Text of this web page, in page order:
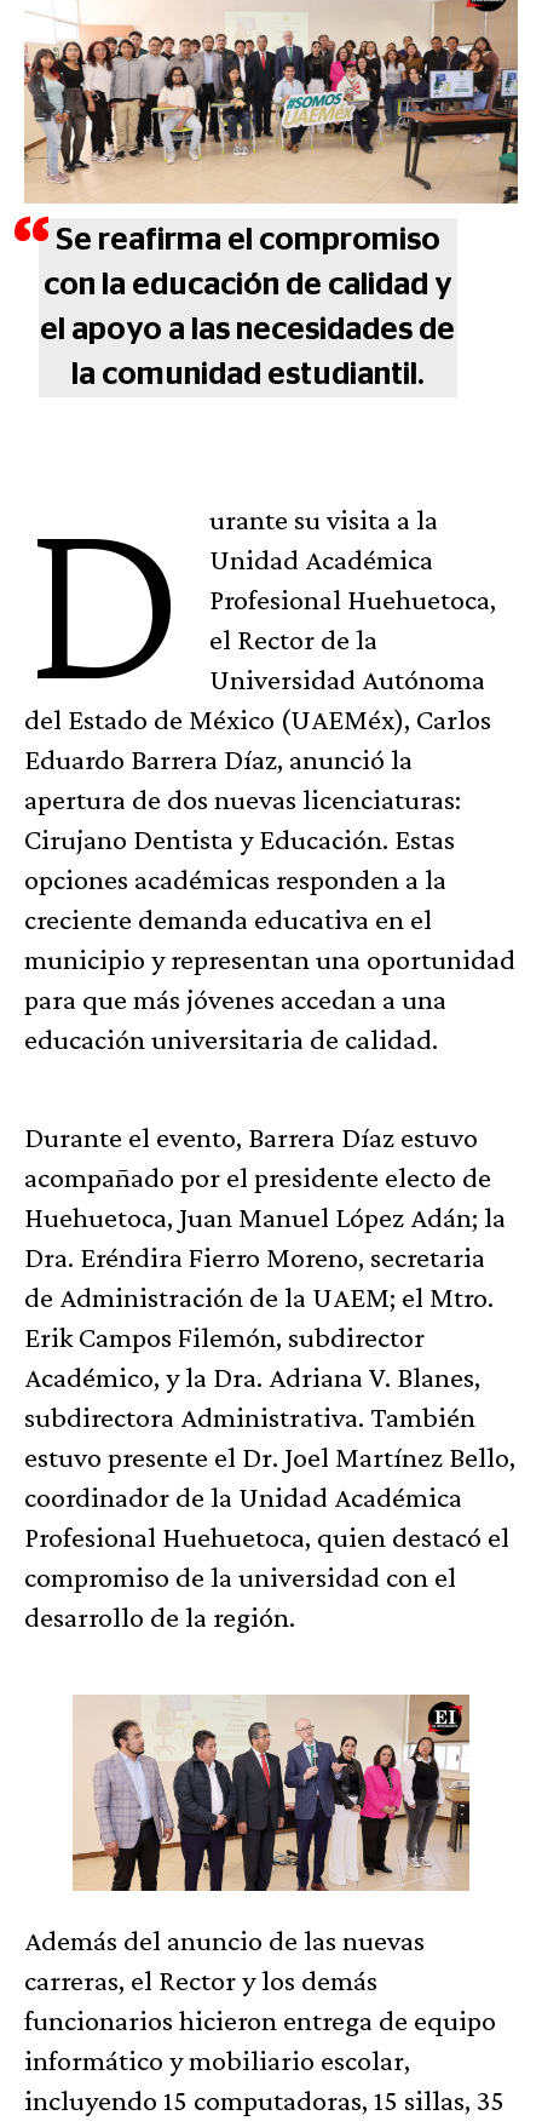
Se reafirma el compromiso
con la educación de calidad y
el apoyo a las necesidades de
la comunidad estudiantil.
D
urante su visita a la
Unidad Académica
Profesional Huehuetoca,
el Rector de la
Universidad Autónoma
del Estado de México (UAEMéx), Carlos
Eduardo Barrera Díaz, anunció la
apertura de dos nuevas licenciaturas:
Cirujano Dentista y Educación. Estas
opciones académicas responden a la
creciente demanda educativa en el
municipio y representan una oportunidad
para que más jóvenes accedan a una
educación universitaria de calidad.
Durante el evento, Barrera Díaz estuvo
acompañado por el presidente electo de
Huehuetoca, Juan Manuel López Adán; la
Dra. Eréndira Fierro Moreno, secretaria
de Administración de la UAEM; el Mtro.
Erik Campos Filemón, subdirector
Académico, y la Dra. Adriana V. Blanes,
subdirectora Administrativa. También
estuvo presente el Dr. Joel Martínez Bello,
coordinador de la Unidad Académica
Profesional Huehuetoca, quien destacó el
compromiso de la universidad con el
desarrollo de la región.
Además del anuncio de las nuevas
carreras, el Rector y los demás
funcionarios hicieron entrega de equipo
informático y mobiliario escolar,
incluyendo 15 computadoras, 15 sillas, 35